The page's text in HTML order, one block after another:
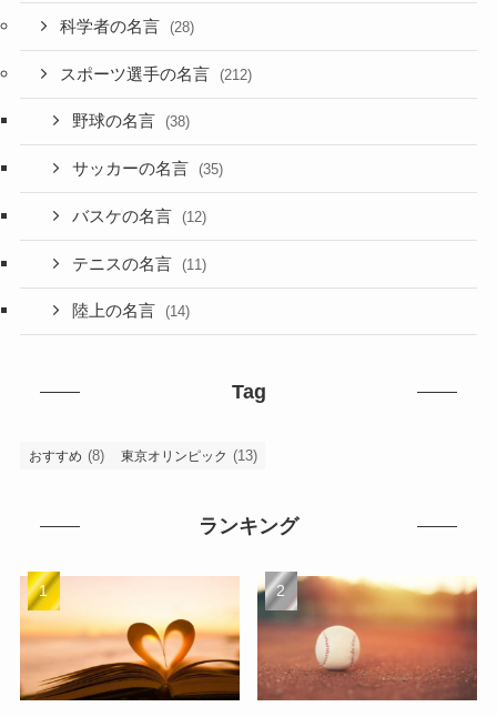
科学者の名言 (28)
スポーツ選手の名言 (212)
野球の名言 (38)
サッカーの名言 (35)
バスケの名言 (12)
テニスの名言 (11)
陸上の名言 (14)
Tag
おすすめ (8) 東京オリンピック (13)
ランキング